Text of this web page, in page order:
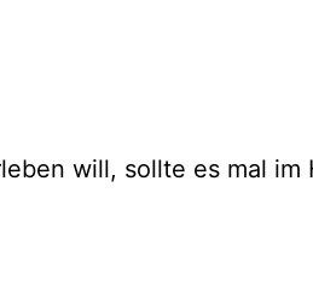
will, sollte es mal